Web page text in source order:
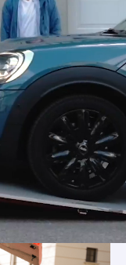
hvor
levert hjem
på nett.
enkelt
sist år er
hos oss
om å